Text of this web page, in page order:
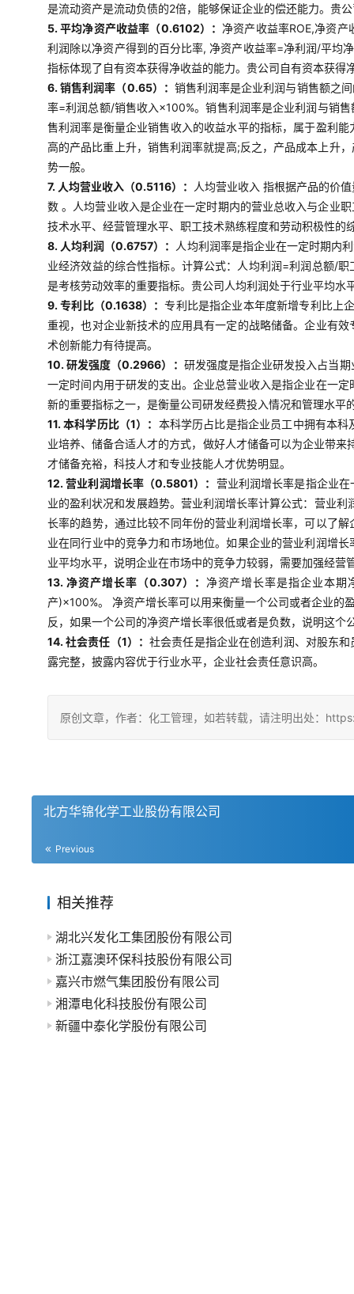
是流动资产是流动负债的2倍，能够保证企业的偿还能力。贵
5. 平均净资产收益率（0.6102）： 净资产收益率ROE,净资
利润除以净资产得到的百分比率, 净资产收益率=净利润/平均
指标体现了自有资本获得净收益的能力。贵公司自有资本获
6. 销售利润率（0.65）： 销售利润率是企业利润与销售额之
率=利润总额/销售收入×100%。销售利润率是企业利润与销
售利润率是衡量企业销售收入的收益水平的指标，属于盈利
高的产品比重上升，销售利润率就提高;反之，产品成本上升
势一般。
7. 人均营业收入（0.5116）：
人均营业收入 指根据产品的价
数 。人均营业收入是企业在一定时期内的营业总收入与企业
技术水平、经营管理水平、职工技术熟练程度和劳动积极性
8. 人均利润（0.6757）： 人均利润率是指企业在一定时期内
业经济效益的综合性指标。计算公式：人均利润=利润总额/
是考核劳动效率的重要指标。贵公司人均利润处于行业平均
9. 专利比（0.1638）：专利比是指企业本年度新增专利比上
重视，也对企业新技术的应用具有一定的战略储备。企业有
术创新能力有待提高。
10. 研发强度（0.2966）： 研发强度是指企业研发投入占当
一定时间内用于研发的支出。企业总营业收入是指企业在一
新的重要指标之一，是衡量公司研发经费投入情况和管理水
11. 本科学历比（1）： 本科学历占比是指企业员工中拥有本
业培养、储备合适人才的方式，做好人才储备可以为企业带
才储备充裕，科技人才和专业技能人才优势明显。
12. 营业利润增长率（0.5801）： 营业利润增长率是指企业
业的盈利状况和发展趋势。营业利润增长率计算公式：营业
长率的趋势，通过比较不同年份的营业利润增长率，可以了
业在同行业中的竞争力和市场地位。如果企业的营业利润增
业平均水平，说明企业在市场中的竞争力较弱，需要加强经
13. 净资产增长率（0.307）： 净资产增长率是指企业本
产)×100%。 净资产增长率可以用来衡量一个公司或者企业的
反，如果一个公司的净资产增长率很低或者是负数，说明这
14. 社会责任（1）：社会责任是指企业在创造利润、对股东
露完整，披露内容优于行业水平，企业社会责任意识高。
原创文章，作者：化工管理，如若转载，请注明出处：
北方华锦化学工业股份有限公司
Previous
相关推荐
湖北兴发化工集团股份有限公司
浙江嘉澳环保科技股份有限公司
嘉兴市燃气集团股份有限公司
湘潭电化科技股份有限公司
新疆中泰化学股份有限公司